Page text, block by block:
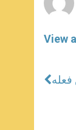
View